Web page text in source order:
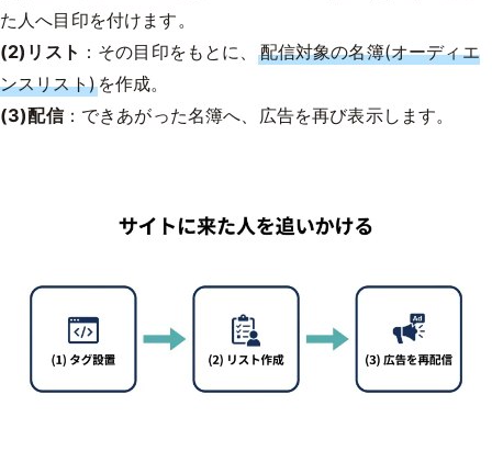
た人へ目印を付けます。
(2)リスト ：その目印をもとに、 配信対象の名簿(オーディエ
ンスリスト)を作成。
(3)配信：できあがった名簿へ、広告を再び表示します。